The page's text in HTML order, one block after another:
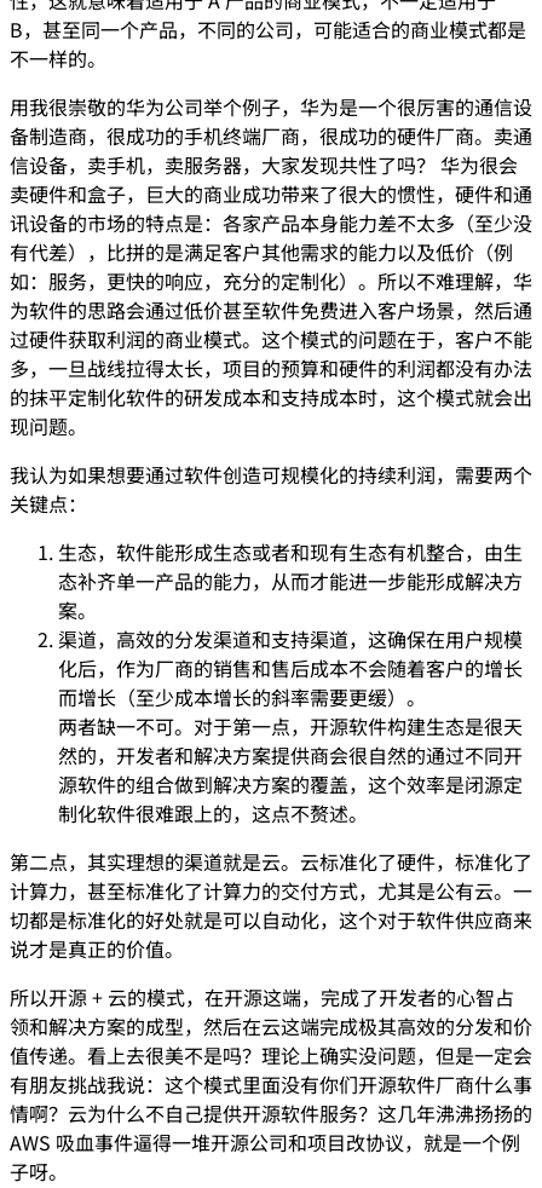
B，甚至同一个产品，不同的公司，可能适合的商业模式都是
不一样的。
用我很崇敬的华为公司举个例子，华为是一个很厉害的通信设
备制造商，很成功的手机终端厂商，很成功的硬件厂商。卖通
信设备，卖手机，卖服务器，大家发现共性了吗？ 华为很会
卖硬件和盒子，巨大的商业成功带来了很大的惯性，硬件和通
讯设备的市场的特点是：各家产品本身能力差不太多（至少没
有代差），比拼的是满足客户其他需求的能力以及低价（例
如：服务，更快的响应，充分的定制化）。所以不难理解，华
为软件的思路会通过低价甚至软件免费进入客户场景，然后通
过硬件获取利润的商业模式。这个模式的问题在于，客户不能
多，一旦战线拉得太长，项目的预算和硬件的利润都没有办法
的抹平定制化软件的研发成本和支持成本时，这个模式就会出
现问题。
我认为如果想要通过软件创造可规模化的持续利润，需要两个
关键点：
生态，软件能形成生态或者和现有生态有机整合，由生
态补齐单一产品的能力，从而才能进一步能形成解决方
案。
渠道，高效的分发渠道和支持渠道，这确保在用户规模
化后，作为厂商的销售和售后成本不会随着客户的增长
而增长（至少成本增长的斜率需要更缓）。
两者缺一不可。对于第一点，开源软件构建生态是很天
然的，开发者和解决方案提供商会很自然的通过不同开
源软件的组合做到解决方案的覆盖，这个效率是闭源定
制化软件很难跟上的，这点不赘述。
第二点，其实理想的渠道就是云。云标准化了硬件，标准化了
计算力，甚至标准化了计算力的交付方式，尤其是公有云。一
切都是标准化的好处就是可以自动化，这个对于软件供应商来
说才是真正的价值。
所以开源 + 云的模式，在开源这端，完成了开发者的心智占
领和解决方案的成型，然后在云这端完成极其高效的分发和价
值传递。看上去很美不是吗？理论上确实没问题，但是一定会
有朋友挑战我说：这个模式里面没有你们开源软件厂商什么事
情啊？云为什么不自己提供开源软件服务？这几年沸沸扬扬的
AWS 吸血事件逼得一堆开源公司和项目改协议，就是一个例
子呀。